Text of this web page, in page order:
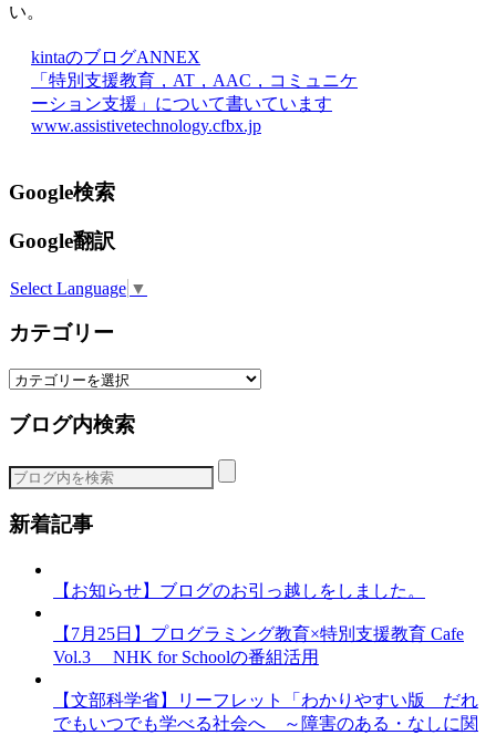
い。
kintaのブログANNEX
「特別支援教育，AT，AAC，コミュニケ
ーション支援」について書いています
www.assistivetechnology.cfbx.jp
Google検索
Google翻訳
Select Language ▼
カテゴリー
カ
ゴ
ー
ブログ内検索
新着記事
【お知らせ】ブログのお引っ越しをしました。
【7月25日】プログラミング教育×特別支援教育 Cafe
Vol.3 NHK for Schoolの番組活用
【文部科学省】リーフレット「わかりやすい版 だれ
でもいつでも学べる社会へ ～障害のある・なしに関